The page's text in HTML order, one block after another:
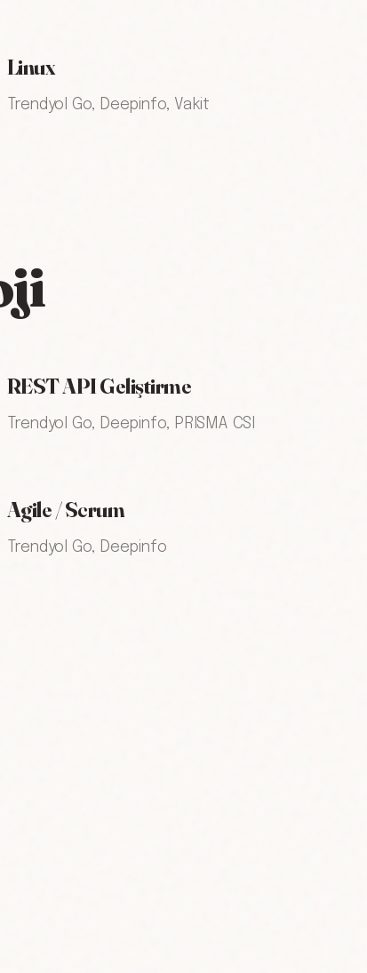
Linux
Trendyol Go, Deepinfo, Vakit
REST API Geliştirme
Trendyol Go, Deepinfo, PRISMA CSI
Agile / Scrum
Trendyol Go, Deepinfo